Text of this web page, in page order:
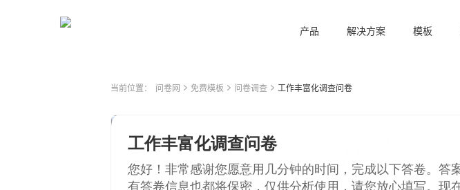
产品 解决方案 模板
当前位置： 问卷网 免费模板 问卷调查 工作丰富化调查问卷